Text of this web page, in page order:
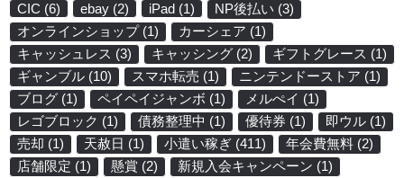
CIC (6) ebay (2) iPad (1) NP後払い (3)
オンラインショップ(1) カーシェア (1)
キャッシュレス (3) キャッシング (2) ギフトグレース (1)
ギャンブル (10) スマホ転売 (1) ニンテンドーストア (1)
ブログ (1) ペイペイジャンボ (1) メルぺイ (1)
レゴブロック (1) 債務整理中 (1) 優待券 (1) 即ウル (1)
売却 (1) 天赦日 (1) 小遣い稼ぎ (411) 年会費無料 (2)
店舗限定 (1) 懸賞 (2) 新規入会キャンペーン (1)